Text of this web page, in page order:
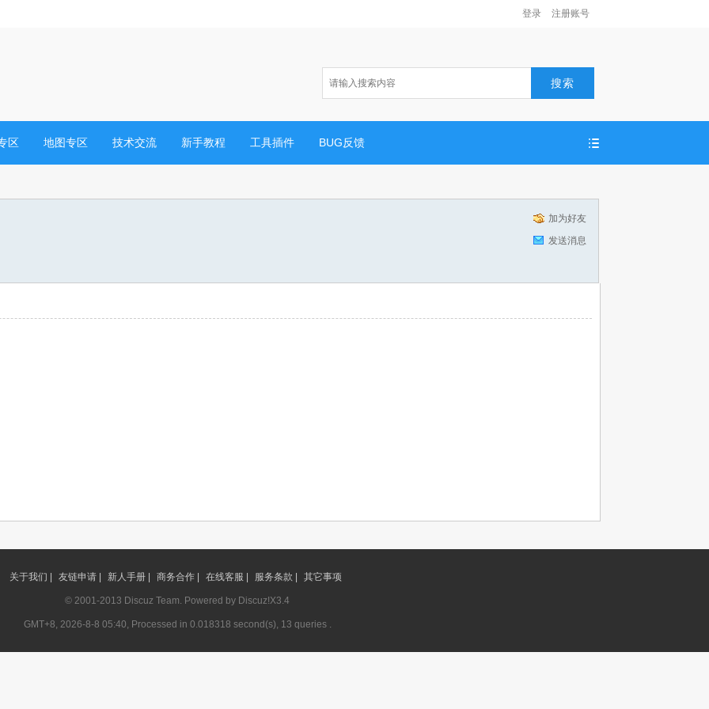
注册账号
登录
搜索
区 地图专区 技术交流 新手教程 工具插件 BUG反馈
加为好友
发送消息
关于我们 | 友链申请 | 新人手册 | 商务合作 | 在线客服 | 服务条款 | 其它事项
© 2001-2013 Discuz Team. Powered by Discuz!X3.4
GMT+8, 2026-8-8 05:40, Processed in 0.018318 second(s), 13 queries .